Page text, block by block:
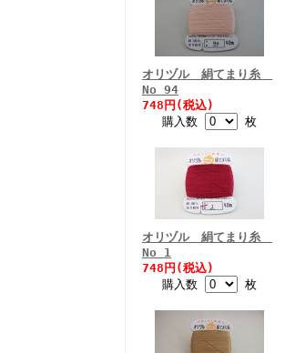
オリヅル 絹てまり糸
No 94
748円(税込)
購入数
枚
オリヅル 絹てまり糸
No 1
748円(税込)
購入数
枚